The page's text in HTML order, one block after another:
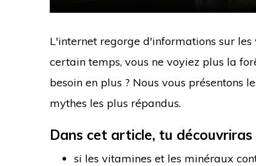
L'internet regorge d'informations sur
certain temps, vous ne voyiez plus la
besoin en plus ? Nous vous présentons
mythes les plus répandus.
Dans cet article, tu découvriras
si les vitamines et les minéraux